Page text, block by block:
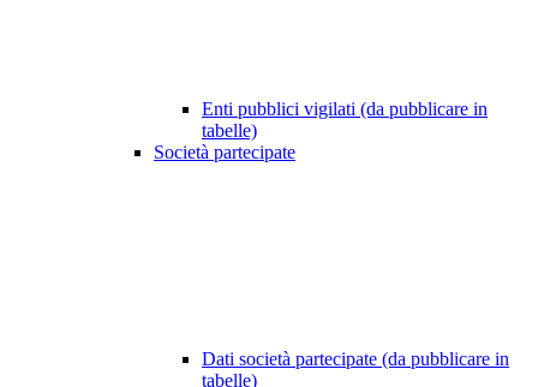
Enti pubblici vigilati (da pubblicare in
tabelle)
Società partecipate
Dati società partecipate (da pubblicare in
tabelle)